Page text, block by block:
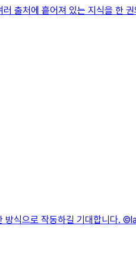
출처에 흩어져 있는 지식을 한
방식으로 작동하길 기대합니다.